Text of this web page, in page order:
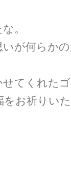
。
が何らか
てくれたゴ
お祈りいた